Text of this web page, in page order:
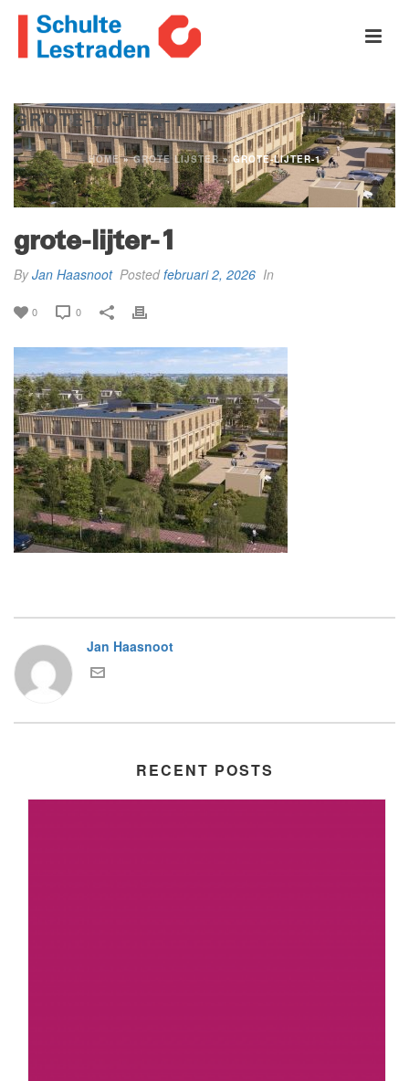
GROTE-LIJTER-1
HOME»GROTE LIJSTER»GROTE-LIJTER-1
grote-lijter-1
ByJan Haasnoot Postedfebruari 2, 2026 In
0 0
Jan Haasnoot
RECENT POSTS